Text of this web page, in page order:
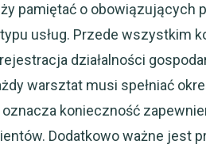
pamiętać o obowiązujących
usług. Przede wszystkim
działalności
warsztat musi spełniać
konieczność
Dodatkowo ważne jest